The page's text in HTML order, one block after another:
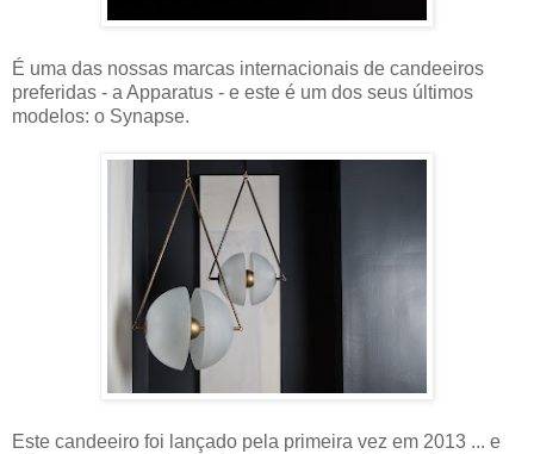
É uma das nossas marcas internacionais de candeeiros
preferidas - a Apparatus - e este é um dos seus últimos
modelos: o Synapse.
Este candeeiro foi lançado pela primeira vez em 2013 ... e